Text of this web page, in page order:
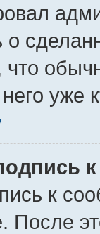
о
уже
к
После